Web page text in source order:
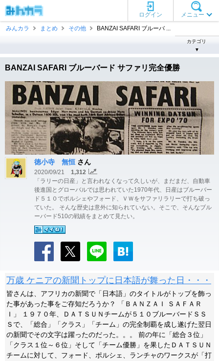
メニュー
ログイン
みんカラ
まとめ その他 BANZAI SAFARI ブルーバ ...
カテゴリ
▼
BANZAI SAFARI ブルーバード サファリ完全優勝
徳小寺 無恒 さん
2020/09/21
1,312
「ラリーの日産」と言われなくなって久しいが、まだまだ、自動車
後進国とグローバルでは思われていた1970年代、日産はブルーバー
ド５１０でポルシェやフォード、ＶＷをサファリラリーで打ち破っ
ていた。 そんな歴史は意外に知られていない。そこで、そんなブル
ーバード510の戦績をまとめて見たい。
万歳 ケニアの新聞トップに日本語が舞った日・・・
皆さんは、アフリカの新聞で「日本語」のタイトルがトップを飾っ
た事があった事をご存知だろうか？ 「ＢＡＮＺＡＩ ＳＡＦＡＲ
Ｉ」 １９７０年、ＤＡＴＳＵＮチームが５１０ブルーバードＳＳ
Ｓで、「総合」「クラス」「チーム」の完全制覇を成し遂げた翌日
の新聞でその文字は躍ったのだった。。。 前の年に「総合３位」
「クラス１位～６位」そして「チーム優勝」を果したＤＡＴＳＵＮ
チームに対して、フォード、ポルシェ、ランチャのワークスが「打